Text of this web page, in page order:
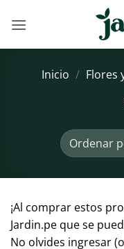
Inicio / Flores
¡Al comprar estos
Jardin.pe que se
No olvides ingresar